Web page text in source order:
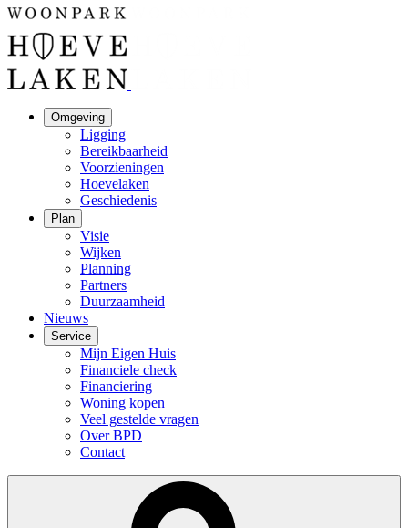
Omgeving
Ligging
Bereikbaarheid
Voorzieningen
Hoevelaken
Geschiedenis
Plan
Visie
Wijken
Planning
Partners
Duurzaamheid
Nieuws
Service
Mijn Eigen Huis
Financiele check
Financiering
Woning kopen
Veel gestelde vragen
Over BPD
Contact